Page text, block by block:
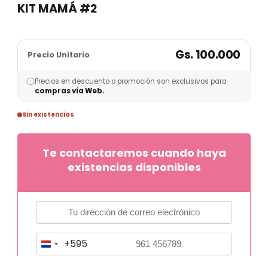
KIT MAMÁ #2
Precio Unitario Gs. 100.000
Precios en descuento o promoción son exclusivos para
compras vía Web.
Sin existencias
Te contactaremos cuando haya
existencias disponibles
P
+595